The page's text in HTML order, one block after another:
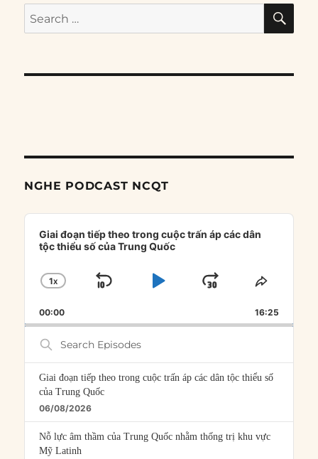
Search
for:
NGHE PODCAST NCQT
Audio
Player
Giai đoạn tiếp theo trong cuộc trấn áp các dân
tộc thiểu số của Trung Quốc
CHANGE
RATE
1X
SKIP
PLAYJUMP
FORWARD
SHARE
00:00 16:25
Search
Episodes
Giai đoạn tiếp theo trong cuộc trấn áp các dân tộc thiểu số
của Trung Quốc
06/08/2026
Nỗ lực âm thầm của Trung Quốc nhằm thống trị khu vực
Mỹ Latinh